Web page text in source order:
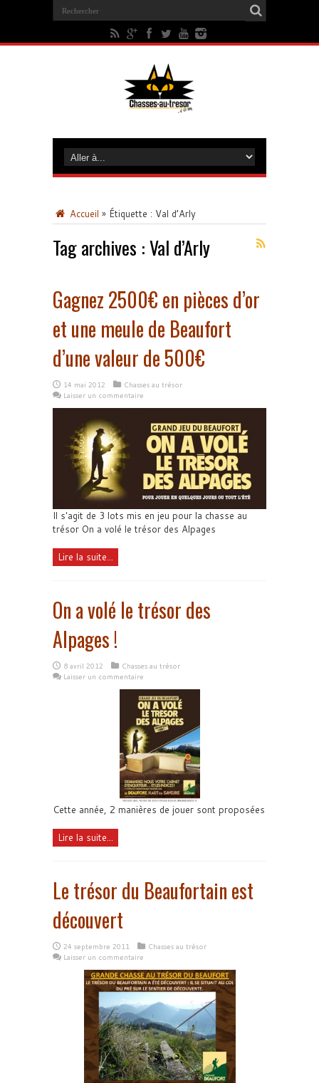
Accueil » Étiquette : Val d’Arly
Tag archives :Val d’Arly
Gagnez 2500€ en pièces d’or
et une meule de Beaufort
d’une valeur de 500€
14 mai 2012
Chasses au trésor
Laisser un commentaire
Il s'agit de 3 lots mis en jeu pour la chasse au
trésor On a volé le trésor des Alpages
Lire la suite...
On a volé le trésor des
Alpages !
8 avril 2012
Chasses au trésor
Laisser un commentaire
Cette année, 2 manières de jouer sont proposées
Lire la suite...
Le trésor du Beaufortain est
découvert
24 septembre 2011
Chasses au trésor
Laisser un commentaire